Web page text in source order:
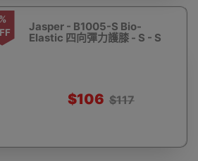
Jasper - B1005-S Bio-
Elastic 四向彈力護膝 - S - S
$106 $117